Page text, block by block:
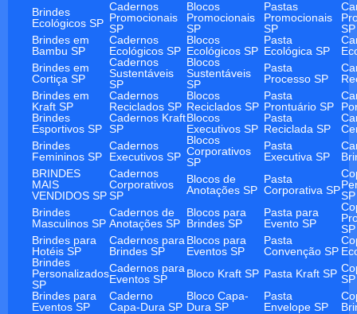
Brindes
Ecológicos SP
Cadernos
Promocionais
SP
Blocos
Promocionais
SP
Pastas
Promocionais
SP
SP
Brindes em
Bambu SP
Cadernos
Ecológicos SP
Blocos
Ecológicos SP
Pasta
Ecológica SP
Brindes em
Cortiça SP
Cadernos
Sustentáveis
SP
Blocos
Sustentáveis
SP
Pasta
Processo SP
Brindes em
Kraft SP
Cadernos
Reciclados SP
Blocos
Reciclados SP
Pasta
Prontuário SP
Brindes
Esportivos SP
Cadernos Kraft
SP
Blocos
Executivos SP
Pasta
Reciclada SP
Brindes
Femininos SP
Cadernos
Executivos SP
Blocos
Corporativos
SP
Pasta
Executiva SP
BRINDES
MAIS
VENDIDOS SP
Cadernos
Corporativos
SP
Blocos de
Anotações SP
Pasta
Corporativa SPSP
Brindes
Masculinos SP
Cadernos de
Anotações SP
Blocos para
Brindes SP
Pasta para
Evento SP
SP
Brindes para
Hotéis SP
Cadernos para
Brindes SP
Blocos para
Eventos SP
Pasta
Convenção SP
Brindes
Personalizados
SP
Cadernos para
Eventos SP
Bloco Kraft SP Pasta Kraft SP SP
Brindes para
Eventos SP
Caderno
Capa-Dura SP
Bloco Capa-
Dura SP
Pasta
Envelope SP